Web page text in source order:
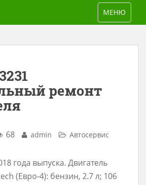
TOGGLE
МЕНЮ
ремонт
68 admin Автосервис
года выпуска. Двигатель
(Евро-4): бензин, 2.7 л; 106